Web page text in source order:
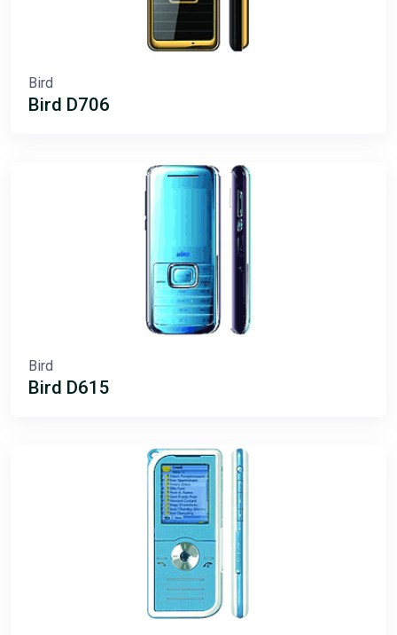
Bird
Bird D706
Bird
Bird D615